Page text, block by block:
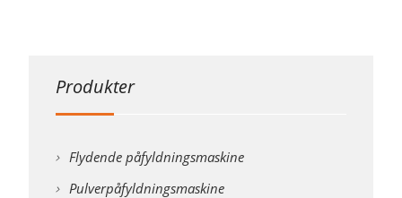
Produkter
Flydende påfyldningsmaskine
Pulverpåfyldningsmaskine